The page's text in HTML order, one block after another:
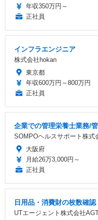
年収350万円～
正社員
インフラエンジニア
株式会社hokan
東京都
年収600万円～800万円
正社員
企業での管理栄養士業務/
SOMPOヘルスサポート株式
大阪府
月給26万3,000円～
正社員
日用品・消費財の枚数確
UTエージェント株式会社